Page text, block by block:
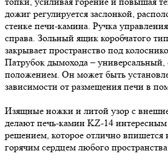
дожиг регулируется заслонкой,
стенке печи-камина. Ручка
справа. Зольный ящик коробчатого
закрывает пространство под
Патрубок дымохода –
положением. Он может быть
зависимости от размещения печи в
Изящные ножки и литой узор с
делают печь-камин KZ-14
решением, которое отлично впишется
горячим сердцем любого